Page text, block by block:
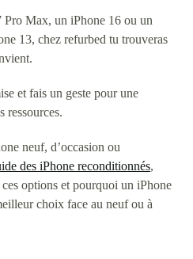
Pro Max, un iPhone 16 ou un
13, chez refurbed tu trouveras
et fais un geste pour une
ressources.
neuf, d’occasion ou
des iPhone reconditionnés,
options et pourquoi un iPhone
choix face au neuf ou à